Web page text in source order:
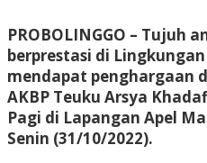
PROBOLINGGO – Tujuh
berprestasi di
mendapat penghargaan
AKBP Teuku Arsya
Pagi di Lapangan Apel
Senin (31/10/2022).